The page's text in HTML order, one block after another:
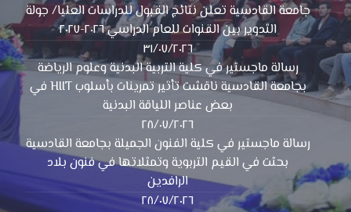
جامعة القادسية تعلن نتائج القبول للدراسات العليا/ جولة
التدوير بين القنوات للعام الدراسي ٢٠٢٦-٢٠٢٧
٣١/٠٧/٢٠٢٦
رسالة ماجستير في كلية التربية البدنية وعلوم الرياضة
بجامعة القادسية ناقشت تأثير تمرينات بأسلوب HIIT في
بعض عناصر اللياقة البدنية
٢٨/٠٧/٢٠٢٦
رسالة ماجستير في كلية الفنون الجميلة بجامعة القادسية
بحثت في القيم التربوية وتمثلاتها في فنون بلاد
الرافدين
٢٨/٠٧/٢٠٢٦